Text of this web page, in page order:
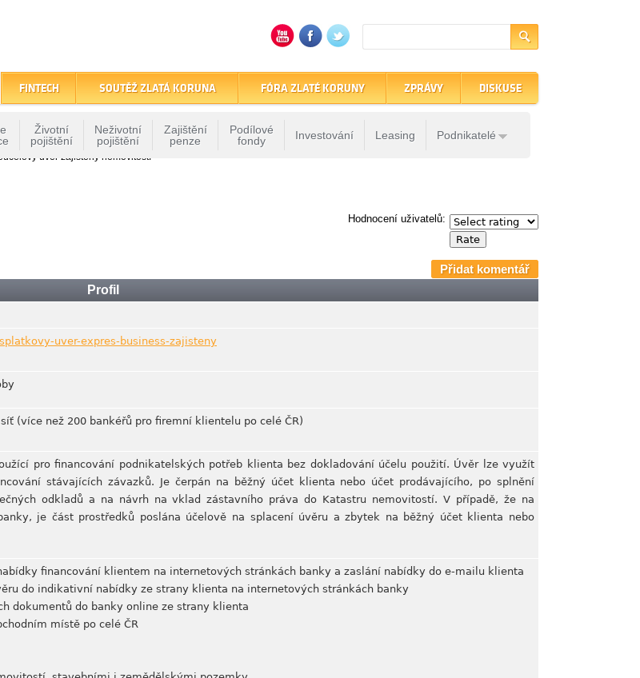
Životní
pojištění
Neživotní
pojištění
Zajištění
penze
Podílové
fondy
Investování Leasing Podnikatelé
FINTECH SOUTĚŽ ZLATÁ KORUNA FÓRA ZLATÉ KORUNY ZPRÁVY DISKUSE
úvěr zajištěný nemovitostí
Hodnocení uživatelů:
Přidat komentář
Profil
uver-expres-business-zajisteny
(více než 200 bankéřů pro firemní klientelu po celé ČR)
pro financování podnikatelských potřeb klienta bez dokladování účelu použití. Úvěr lze využít
stávajících závazků. Je čerpán na běžný účet klienta nebo účet prodávajícího, po splnění
odkladů a na návrh na vklad zástavního práva do Katastru nemovitostí. V případě, že na
je část prostředků poslána účelově na splacení úvěru a zbytek na běžný účet klienta nebo
financování klientem na internetových stránkách banky a zaslání nabídky do e-mailu klienta
do indikativní nabídky ze strany klienta na internetových stránkách banky
dokumentů do banky online ze strany klienta
místě po celé ČR